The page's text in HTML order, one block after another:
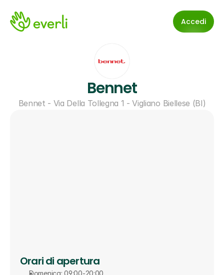
Accedi
Bennet
Bennet - Via Della Tollegna 1 - Vigliano Biellese (BI)
Orari di apertura
Domenica: 09:00-20:00